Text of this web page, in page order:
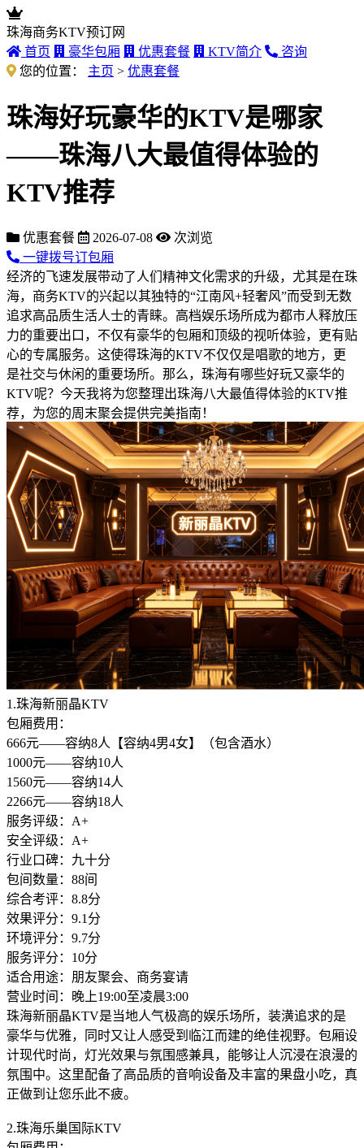
珠海商务KTV预订网
首页
豪华包厢 优惠套餐 KTV简介
咨询
您的位置：
主页 > 优惠套餐
珠海好玩豪华的KTV是哪家
——珠海八大最值得体验的
KTV推荐
优惠套餐 2026-07-08
次浏览
一键拨号订包厢
经济的飞速发展带动了人们精神文化需求的升级，尤其是在珠
海，商务KTV的兴起以其独特的“江南风+轻奢风”而受到无数
追求高品质生活人士的青睐。高档娱乐场所成为都市人释放压
力的重要出口，不仅有豪华的包厢和顶级的视听体验，更有贴
心的专属服务。这使得珠海的KTV不仅仅是唱歌的地方，更
是社交与休闲的重要场所。那么，珠海有哪些好玩又豪华的
KTV呢？今天我将为您整理出珠海八大最值得体验的KTV推
荐，为您的周末聚会提供完美指南！
1.珠海新丽晶KTV
包厢费用：
666元——容纳8人【容纳4男4女】（包含酒水）
1000元——容纳10人
1560元——容纳14人
2266元——容纳18人
服务评级：A+
安全评级：A+
行业口碑：九十分
包间数量：88间
综合考评：8.8分
效果评分：9.1分
环境评分：9.7分
服务评分：10分
适合用途：朋友聚会、商务宴请
营业时间：晚上19:00至凌晨3:00
珠海新丽晶KTV是当地人气极高的娱乐场所，装潢追求的是
豪华与优雅，同时又让人感受到临江而建的绝佳视野。包厢设
计现代时尚，灯光效果与氛围感兼具，能够让人沉浸在浪漫的
氛围中。这里配备了高品质的音响设备及丰富的果盘小吃，真
正做到让您乐此不疲。
2.珠海乐巢国际KTV